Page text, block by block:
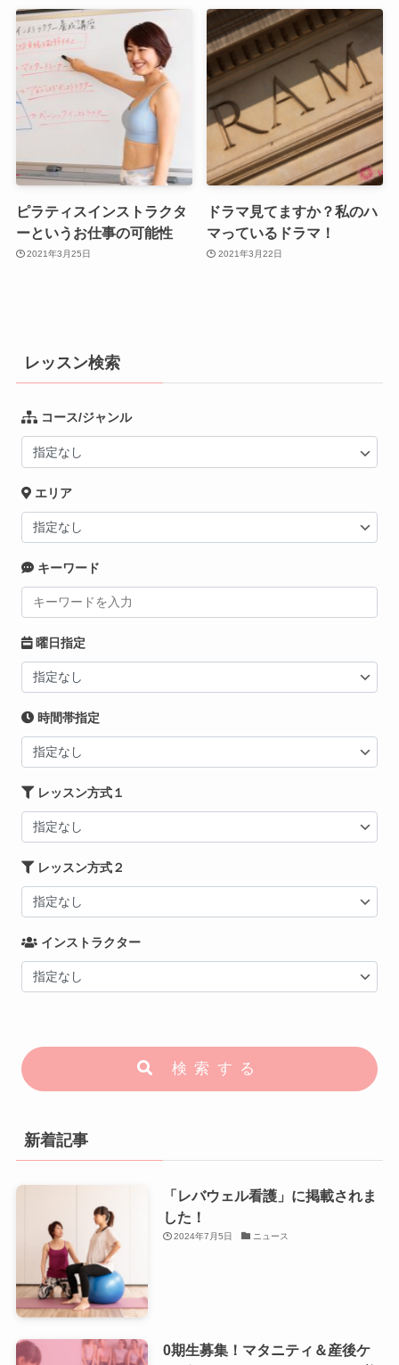
ピラティスインストラクタ
ーというお仕事の可能性
2021年3月25日
ドラマ見てますか？私のハ
マっているドラマ！
2021年3月22日
レッスン検索
コース/ジャンル
エリア
キーワード
曜日指定
時間帯指定
レッスン方式１
レッスン方式２
インストラクター
検索する
新着記事
「レバウェル看護」に掲載されま
した！
2024年7月5日 ニュース
0期生募集！マタニティ＆産後ケ